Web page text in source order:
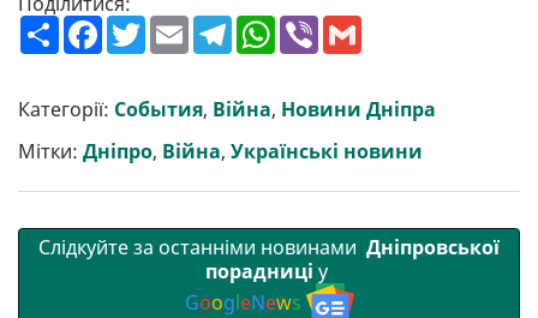
П
о
р
и
т
и
F
a
b
o
o
k
T
w
t
e
r
E
m
l
T
e
g
r
a
m
W
h
s
A
p
p
V
r
Категорії: События, Війна, Новини Дніпра
Мітки: Дніпро, Війна, Українські новини
Слідкуйте за останніми новинами Дніпровської
порадниці у
GoogleNews